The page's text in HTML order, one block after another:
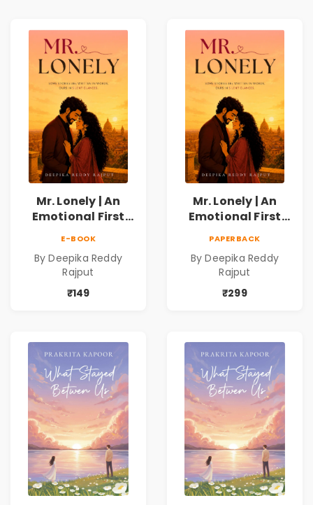
Mr. Lonely | An
Emotional First
Reddy Rajput |
Pre-Order
E-BOOK
By Deepika Reddy
Rajput
₹149
Mr. Lonely | An
Emotional First
Reddy Rajput
PAPERBACK
By Deepika Reddy
Rajput
₹299